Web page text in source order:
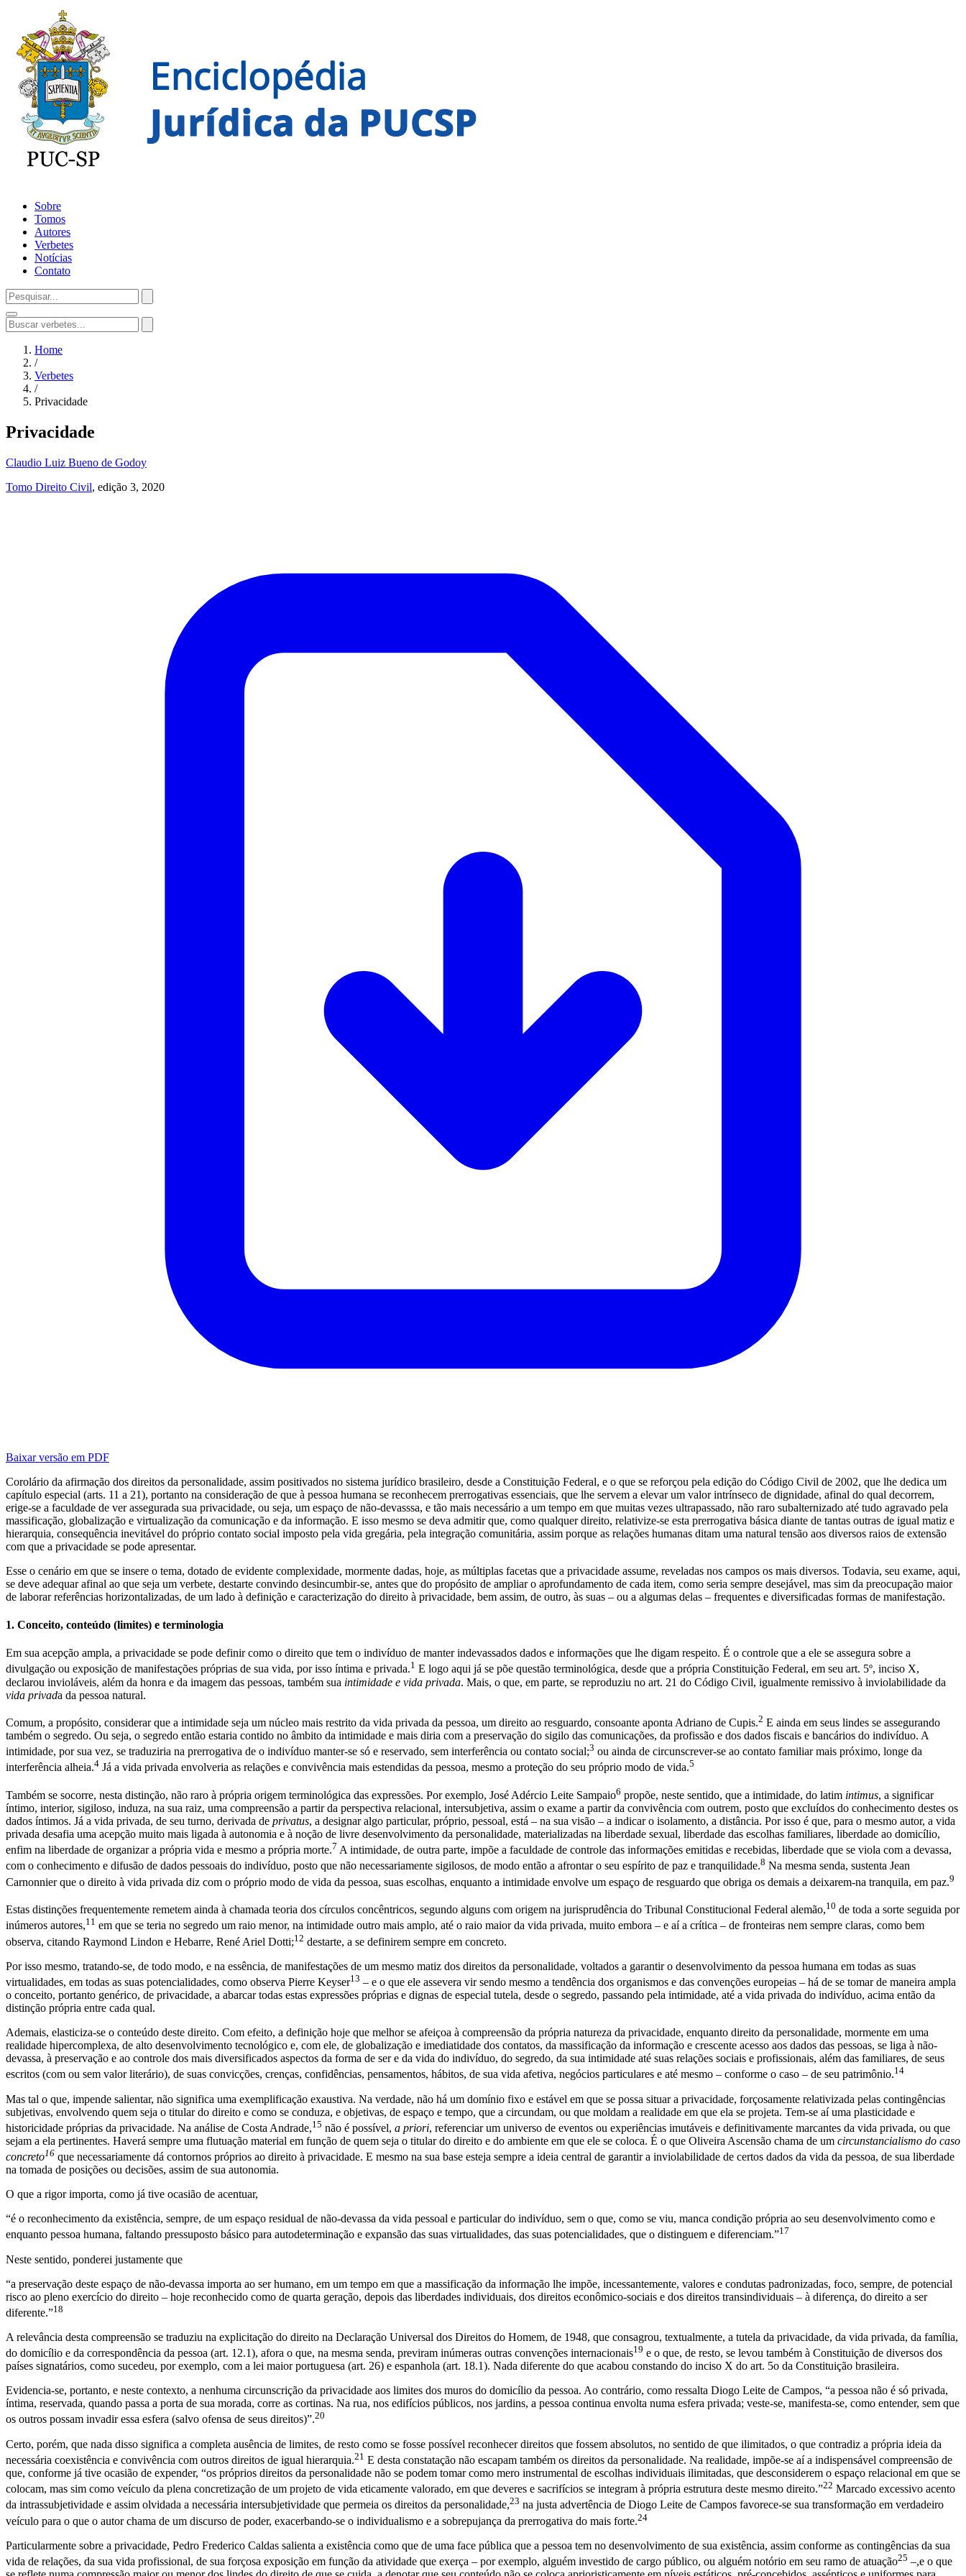
Sobre
Tomos
Autores
Verbetes
Notícias
Contato
Home
/
Verbetes
/
Privacidade
Privacidade
Claudio Luiz Bueno de Godoy
Tomo Direito Civil, edição 3, 2020
Baixar versão em PDF
Corolário da afirmação dos direitos da personalidade, assim positivados no sistema jurídico brasileiro, desde a Constituição Federal, e o que se reforçou pela edição do Código Civil de 2002, que lhe dedica um
capítulo especial (arts. 11 a 21), portanto na consideração de que à pessoa humana se reconhecem prerrogativas essenciais, que lhe servem a elevar um valor intrínseco de dignidade, afinal do qual decorrem,
erige-se a faculdade de ver assegurada sua privacidade, ou seja, um espaço de não-devasssa, e tão mais necessário a um tempo em que muitas vezes ultrapassado, não raro subalternizado até tudo agravado pela
massificação, globalização e virtualização da comunicação e da informação. E isso mesmo se deva admitir que, como qualquer direito, relativize-se esta prerrogativa básica diante de tantas outras de igual matiz e
hierarquia, consequência inevitável do próprio contato social imposto pela vida gregária, pela integração comunitária, assim porque as relações humanas ditam uma natural tensão aos diversos raios de extensão
com que a privacidade se pode apresentar.
Esse o cenário em que se insere o tema, dotado de evidente complexidade, mormente dadas, hoje, as múltiplas facetas que a privacidade assume, reveladas nos campos os mais diversos. Todavia, seu exame, aqui,
se deve adequar afinal ao que seja um verbete, destarte convindo desincumbir-se, antes que do propósito de ampliar o aprofundamento de cada item, como seria sempre desejável, mas sim da preocupação maior
de laborar referências horizontalizadas, de um lado à definição e caracterização do direito à privacidade, bem assim, de outro, às suas – ou a algumas delas – frequentes e diversificadas formas de manifestação.
1. Conceito, conteúdo (limites) e terminologia
Em sua acepção ampla, a privacidade se pode definir como o direito que tem o indivíduo de manter indevassados dados e informações que lhe digam respeito. É o controle que a ele se assegura sobre a
divulgação ou exposição de manifestações próprias de sua vida, por isso íntima e privada.1 E logo aqui já se põe questão terminológica, desde que a própria Constituição Federal, em seu art. 5º, inciso X,
declarou invioláveis, além da honra e da imagem das pessoas, também sua intimidade e vida privada. Mais, o que, em parte, se reproduziu no art. 21 do Código Civil, igualmente remissivo à inviolabilidade da
vida privada da pessoa natural.
Comum, a propósito, considerar que a intimidade seja um núcleo mais restrito da vida privada da pessoa, um direito ao resguardo, consoante aponta Adriano de Cupis.2 E ainda em seus lindes se assegurando
também o segredo. Ou seja, o segredo então estaria contido no âmbito da intimidade e mais diria com a preservação do sigilo das comunicações, da profissão e dos dados fiscais e bancários do indivíduo. A
intimidade, por sua vez, se traduziria na prerrogativa de o indivíduo manter-se só e reservado, sem interferência ou contato social;3 ou ainda de circunscrever-se ao contato familiar mais próximo, longe da
interferência alheia.4 Já a vida privada envolveria as relações e convivência mais estendidas da pessoa, mesmo a proteção do seu próprio modo de vida.5
Também se socorre, nesta distinção, não raro à própria origem terminológica das expressões. Por exemplo, José Adércio Leite Sampaio6 propõe, neste sentido, que a intimidade, do latim intimus, a significar
íntimo, interior, sigiloso, induza, na sua raiz, uma compreensão a partir da perspectiva relacional, intersubjetiva, assim o exame a partir da convivência com outrem, posto que excluídos do conhecimento destes os
dados íntimos. Já a vida privada, de seu turno, derivada de privatus, a designar algo particular, próprio, pessoal, está – na sua visão – a indicar o isolamento, a distância. Por isso é que, para o mesmo autor, a vida
privada desafia uma acepção muito mais ligada à autonomia e à noção de livre desenvolvimento da personalidade, materializadas na liberdade sexual, liberdade das escolhas familiares, liberdade ao domicílio,
enfim na liberdade de organizar a própria vida e mesmo a própria morte.7 A intimidade, de outra parte, impõe a faculdade de controle das informações emitidas e recebidas, liberdade que se viola com a devassa,
com o conhecimento e difusão de dados pessoais do indivíduo, posto que não necessariamente sigilosos, de modo então a afrontar o seu espírito de paz e tranquilidade.8 Na mesma senda, sustenta Jean
Carnonnier que o direito à vida privada diz com o próprio modo de vida da pessoa, suas escolhas, enquanto a intimidade envolve um espaço de resguardo que obriga os demais a deixarem-na tranquila, em paz.9
Estas distinções frequentemente remetem ainda à chamada teoria dos círculos concêntricos, segundo alguns com origem na jurisprudência do Tribunal Constitucional Federal alemão,10 de toda a sorte seguida por
inúmeros autores,11 em que se teria no segredo um raio menor, na intimidade outro mais amplo, até o raio maior da vida privada, muito embora – e aí a crítica – de fronteiras nem sempre claras, como bem
observa, citando Raymond Lindon e Hebarre, René Ariel Dotti;12 destarte, a se definirem sempre em concreto.
Por isso mesmo, tratando-se, de todo modo, e na essência, de manifestações de um mesmo matiz dos direitos da personalidade, voltados a garantir o desenvolvimento da pessoa humana em todas as suas
virtualidades, em todas as suas potencialidades, como observa Pierre Keyser13 – e o que ele assevera vir sendo mesmo a tendência dos organismos e das convenções europeias – há de se tomar de maneira ampla
o conceito, portanto genérico, de privacidade, a abarcar todas estas expressões próprias e dignas de especial tutela, desde o segredo, passando pela intimidade, até a vida privada do indivíduo, acima então da
distinção própria entre cada qual.
Ademais, elasticiza-se o conteúdo deste direito. Com efeito, a definição hoje que melhor se afeiçoa à compreensão da própria natureza da privacidade, enquanto direito da personalidade, mormente em uma
realidade hipercomplexa, de alto desenvolvimento tecnológico e, com ele, de globalização e imediatidade dos contatos, da massificação da informação e crescente acesso aos dados das pessoas, se liga à não-
devassa, à preservação e ao controle dos mais diversificados aspectos da forma de ser e da vida do indivíduo, do segredo, da sua intimidade até suas relações sociais e profissionais, além das familiares, de seus
escritos (com ou sem valor literário), de suas convicções, crenças, confidências, pensamentos, hábitos, de sua vida afetiva, negócios particulares e até mesmo – conforme o caso – de seu patrimônio.14
Mas tal o que, impende salientar, não significa uma exemplificação exaustiva. Na verdade, não há um domínio fixo e estável em que se possa situar a privacidade, forçosamente relativizada pelas contingências
subjetivas, envolvendo quem seja o titular do direito e como se conduza, e objetivas, de espaço e tempo, que a circundam, ou que moldam a realidade em que ela se projeta. Tem-se aí uma plasticidade e
historicidade próprias da privacidade. Na análise de Costa Andrade,15 não é possível, a priori, referenciar um universo de eventos ou experiências imutáveis e definitivamente marcantes da vida privada, ou que
sejam a ela pertinentes. Haverá sempre uma flutuação material em função de quem seja o titular do direito e do ambiente em que ele se coloca. É o que Oliveira Ascensão chama de um circunstancialismo do caso
concreto16 que necessariamente dá contornos próprios ao direito à privacidade. E mesmo na sua base esteja sempre a ideia central de garantir a inviolabilidade de certos dados da vida da pessoa, de sua liberdade
na tomada de posições ou decisões, assim de sua autonomia.
O que a rigor importa, como já tive ocasião de acentuar,
“é o reconhecimento da existência, sempre, de um espaço residual de não-devassa da vida pessoal e particular do indivíduo, sem o que, como se viu, manca condição própria ao seu desenvolvimento como e
enquanto pessoa humana, faltando pressuposto básico para autodeterminação e expansão das suas virtualidades, das suas potencialidades, que o distinguem e diferenciam.”17
Neste sentido, ponderei justamente que
“a preservação deste espaço de não-devassa importa ao ser humano, em um tempo em que a massificação da informação lhe impõe, incessantemente, valores e condutas padronizadas, foco, sempre, de potencial
risco ao pleno exercício do direito – hoje reconhecido como de quarta geração, depois das liberdades individuais, dos direitos econômico-sociais e dos direitos transindividuais – à diferença, do direito a ser
diferente.”18
A relevância desta compreensão se traduziu na explicitação do direito na Declaração Universal dos Direitos do Homem, de 1948, que consagrou, textualmente, a tutela da privacidade, da vida privada, da família,
do domicílio e da correspondência da pessoa (art. 12.1), afora o que, na mesma senda, previram inúmeras outras convenções internacionais19 e o que, de resto, se levou também à Constituição de diversos dos
países signatários, como sucedeu, por exemplo, com a lei maior portuguesa (art. 26) e espanhola (art. 18.1). Nada diferente do que acabou constando do inciso X do art. 5o da Constituição brasileira.
Evidencia-se, portanto, e neste contexto, a nenhuma circunscrição da privacidade aos limites dos muros do domicílio da pessoa. Ao contrário, como ressalta Diogo Leite de Campos, “a pessoa não é só privada,
íntima, reservada, quando passa a porta de sua morada, corre as cortinas. Na rua, nos edifícios públicos, nos jardins, a pessoa continua envolta numa esfera privada; veste-se, manifesta-se, como entender, sem que
os outros possam invadir essa esfera (salvo ofensa de seus direitos)”.20
Certo, porém, que nada disso significa a completa ausência de limites, de resto como se fosse possível reconhecer direitos que fossem absolutos, no sentido de que ilimitados, o que contradiz a própria ideia da
necessária coexistência e convivência com outros direitos de igual hierarquia.21 E desta constatação não escapam também os direitos da personalidade. Na realidade, impõe-se aí a indispensável compreensão de
que, conforme já tive ocasião de expender, “os próprios direitos da personalidade não se podem tomar como mero instrumental de escolhas individuais ilimitadas, que desconsiderem o espaço relacional em que se
colocam, mas sim como veículo da plena concretização de um projeto de vida eticamente valorado, em que deveres e sacrifícios se integram à própria estrutura deste mesmo direito.”22 Marcado excessivo acento
da intrassubjetividade e assim olvidada a necessária intersubjetividade que permeia os direitos da personalidade,23 na justa advertência de Diogo Leite de Campos favorece-se sua transformação em verdadeiro
veículo para o que o autor chama de um discurso de poder, exacerbando-se o individualismo e a sobrepujança da prerrogativa do mais forte.24
Particularmente sobre a privacidade, Pedro Frederico Caldas salienta a existência como que de uma face pública que a pessoa tem no desenvolvimento de sua existência, assim conforme as contingências da sua
vida de relações, da sua vida profissional, de sua forçosa exposição em função da atividade que exerça – por exemplo, alguém investido de cargo público, ou alguém notório em seu ramo de atuação25 –,e o que